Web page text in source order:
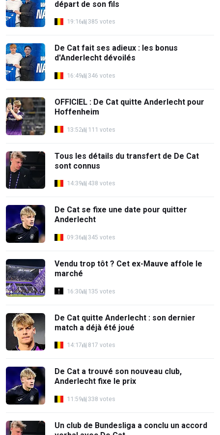
départ de son fils
19:16 385 votes
De Cat fait ses adieux : les bonus
d'Anderlecht dévoilés
16:49 346 votes
OFFICIEL : De Cat quitte Anderlecht pour
Hoffenheim
13:52 111 votes
Tous les détails du transfert de De Cat
sont connus
14:39 438 votes
De Cat se fixe une date pour quitter
Anderlecht
09:36 345 votes
Vendu trop tôt ? Cet ex-Mauve affole le
marché
16:30 135 votes
De Cat quitte Anderlecht : son dernier
match a déjà été joué
14:17 817 votes
De Cat a trouvé son nouveau club,
Anderlecht fixe le prix
11:59 338 votes
Un club de Bundesliga a conclu un accord